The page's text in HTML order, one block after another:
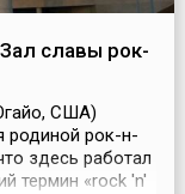
славы рок-
США)
родиной рок-н-
здесь работал
термин «rock 'n'